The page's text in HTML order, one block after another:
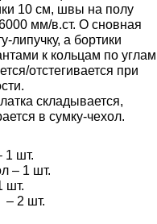
10 см, швы на полу
мм/в.ст. О сновная
липучку, а бортики
к кольцам по углам
отстегивается при
складывается,
в сумку-чехол.
1 шт.
– 1 шт.
шт.
– 2 шт.